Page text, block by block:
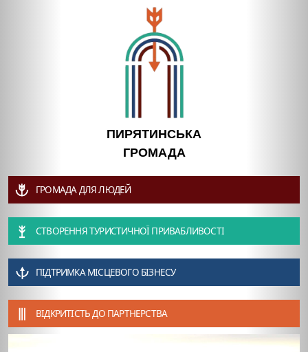
ПИРЯТИНСЬКА
ГРОМАДА
ГРОМАДА ДЛЯ ЛЮДЕЙ
СТВОРЕННЯ ТУРИСТИЧНОЇ ПРИВАБЛИВОСТІ
ПІДТРИМКА МІСЦЕВОГО БІЗНЕСУ
ВІДКРИТІСТЬ ДО ПАРТНЕРСТВА